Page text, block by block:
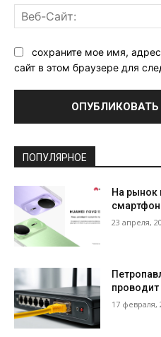
сохраните мое имя,
сайт в этом браузере для
ПОПУЛЯРНОЕ
На рынок
23 апреля,
17 февраля,